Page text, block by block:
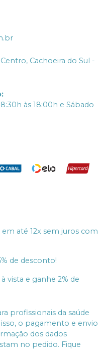
Cachoeira do Sul -
:
às 18:00h e Sábado
em até 12x sem juros com
de desconto!
vista e ganhe 2% de
profissionais da saúde
o pagamento e envio
dos dados
no pedido. Fique